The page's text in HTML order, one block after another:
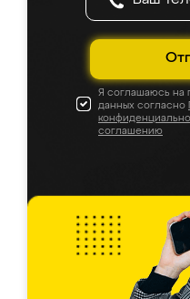
Я соглашаюсь на
данных согласно
соглашению